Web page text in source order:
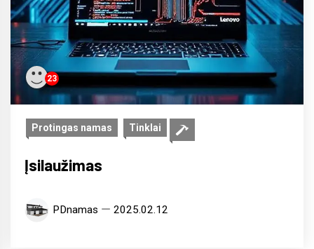
23
Protingas namas Tinklai
Įsilaužimas
PDnamas 2025.02.12